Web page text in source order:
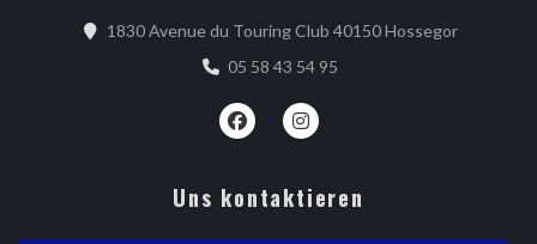
1830 Avenue du Touring Club 40150 Hossegor((öffnet
05 58 43 54 95
Facebook ((öffnet ein neues
Instagram ((öffnet ein neues
Uns kontaktieren